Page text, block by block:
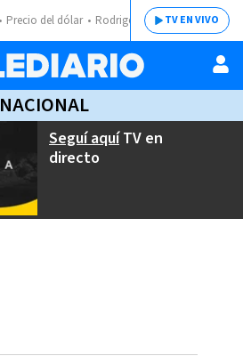
Precio del dólar Rodrigo ChavesTV EN VIVO
NACIONAL
Seguí aquíTV en
directo